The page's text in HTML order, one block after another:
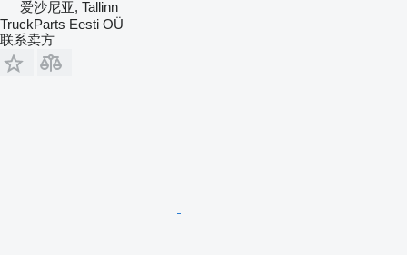
爱沙尼亚, Tallinn
TruckParts Eesti OÜ
联系卖方